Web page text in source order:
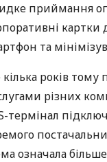
приймання
картки
та
років тому
різних
термінал
означала